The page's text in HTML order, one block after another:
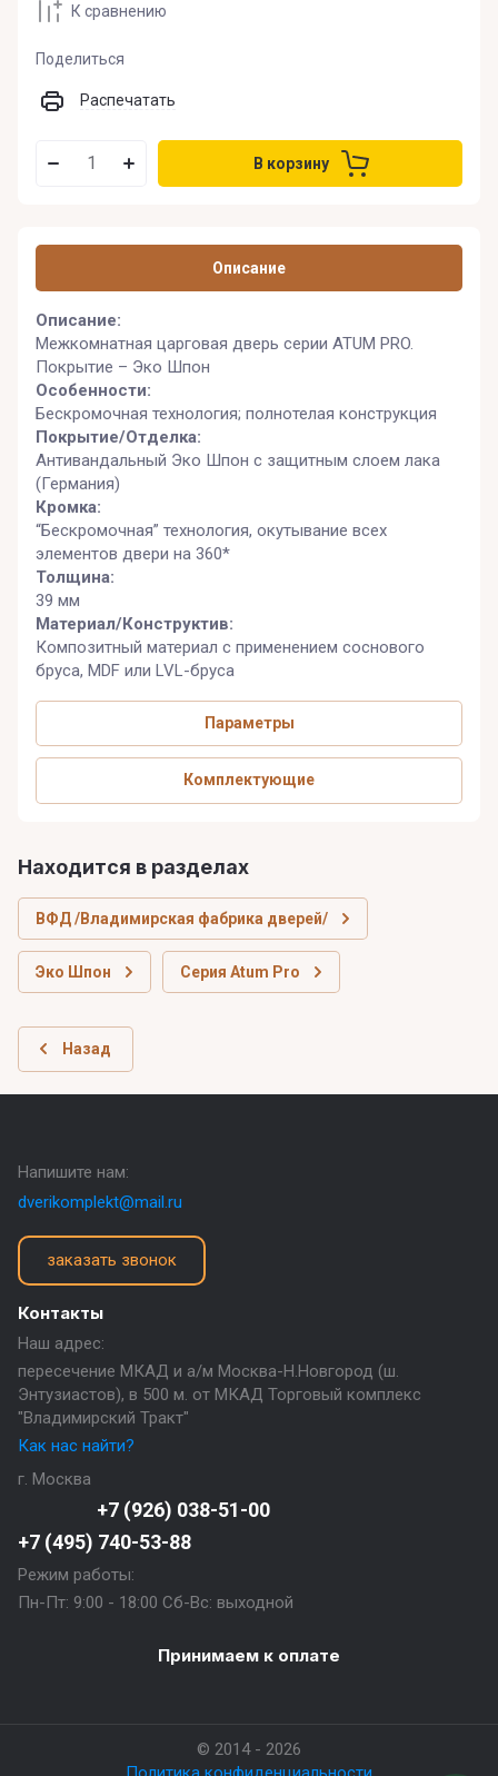
К сравнению
Поделиться
Распечатать
В корзину
Описание
Описание:
Межкомнатная царговая дверь серии ATUM PRO.
Покрытие – Эко Шпон
Особенности:
Бескромочная технология; полнотелая конструкция
Покрытие/Отделка:
Антивандальный Эко Шпон с защитным слоем лака
(Германия)
Кромка:
“Бескромочная” технология, окутывание всех
элементов двери на 360*
Толщина:
39 мм
Материал/Конструктив:
Композитный материал с применением соснового
бруса, MDF или LVL-бруса
Параметры
Комплектующие
Находится в разделах
ВФД /Владимирская фабрика дверей/
Эко Шпон Серия Atum Pro
Назад
Контакты
Наш адрес:
пересечение МКАД и а/м Москва-Н.Новгород (ш.
Энтузиастов), в 500 м. от МКАД Торговый комплекс
"Владимирский Тракт"
Как нас найти?
г. Москва
+7 (926) 038-51-00
+7 (495) 740-53-88
Режим работы:
Пн-Пт: 9:00 - 18:00 Сб-Вс: выходной
Напишите нам:
dverikomplekt@mail.ru
заказать звонок
Принимаем к оплате
© 2014 - 2026